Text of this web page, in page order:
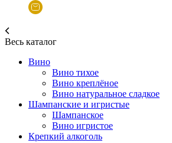
Весь каталог
Вино
Вино тихое
Вино креплёное
Вино натуральное сладкое
Шампанские и игристые
Шампанское
Вино игристое
Крепкий алкоголь